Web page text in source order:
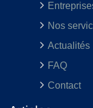
Nos
Actualités
FAQ
Contact